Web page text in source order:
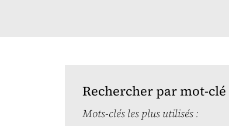
Rechercher par mot-clé
Mots-clés les plus utilisés :